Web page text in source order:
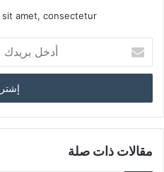
amet, consectetur.
مقالات ذات صلة